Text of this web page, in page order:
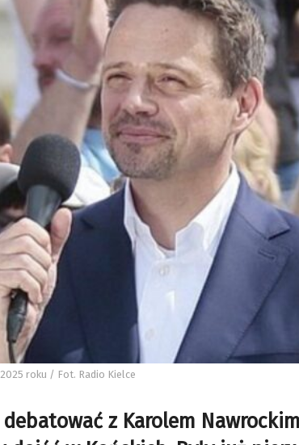
roku / Fot. Radio Kielce
z Karolem